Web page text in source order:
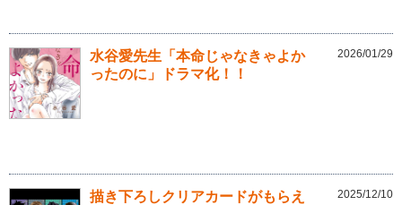
水谷愛先生「本命じゃなきゃよか
ったのに」ドラマ化！！
2026/01/29
描き下ろしクリアカードがもらえ
2025/12/10